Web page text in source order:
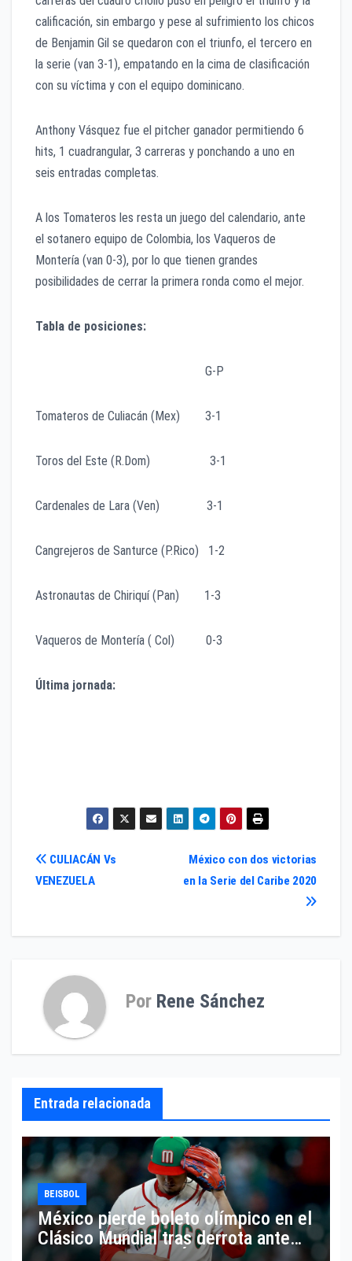
calificación, sin embargo y pese al sufrimiento los chicos
de Benjamin Gil se quedaron con el triunfo, el tercero en
la serie (van 3-1), empatando en la cima de clasificación
con su víctima y con el equipo dominicano.
Anthony Vásquez fue el pitcher ganador permitiendo 6
hits, 1 cuadrangular, 3 carreras y ponchando a uno en
seis entradas completas.
A los Tomateros les resta un juego del calendario, ante
el sotanero equipo de Colombia, los Vaqueros de
Montería (van 0-3), por lo que tienen grandes
posibilidades de cerrar la primera ronda como el mejor.
Tabla de posiciones:
G-P
Tomateros de Culiacán (Mex) 3-1
Toros del Este (R.Dom) 3-1
Cardenales de Lara (Ven) 3-1
Cangrejeros de Santurce (P.Rico) 1-2
Astronautas de Chiriquí (Pan) 1-3
Vaqueros de Montería ( Col) 0-3
Última jornada:
Navegación
entradas
México con dos victorias
en la Serie del Caribe 2020
CULIACÁN Vs
VENEZUELA
Por Rene Sánchez
Entrada relacionada
BEISBOL
México pierde boleto olímpico en el
Clásico Mundial tras derrota ante